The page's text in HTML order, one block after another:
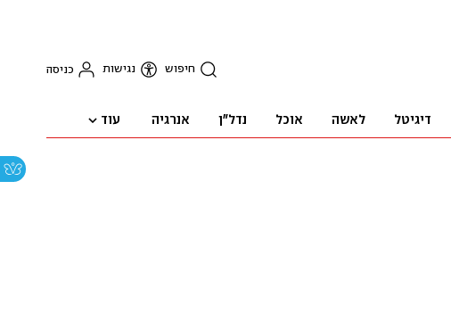
חיפוש נגישות כניסה
דיגיטל לאשה אוכל נדל"ן אנרגיה עוד